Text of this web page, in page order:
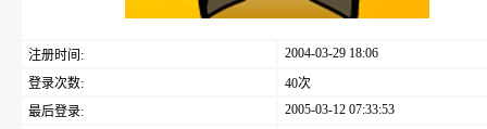
注册时间:
2004-03-29 18:06
登录次数:
40次
最后登录:
2005-03-12 07:33:53